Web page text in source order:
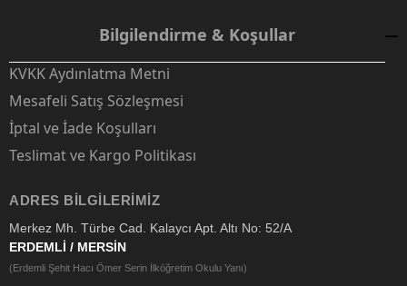
Bilgilendirme & Koşullar
KVKK Aydınlatma Metni
Mesafeli Satış Sözleşmesi
İptal ve İade Koşulları
Teslimat ve Kargo Politikası
ADRES BILGILERIMIZ
Merkez Mh. Türbe Cad. Kalaycı Apt. Altı No: 52/A
ERDEMLİ / MERSİN
(Erdemli Şehit Hacı Ömer Serin İlköğretim Okulu Yanı)